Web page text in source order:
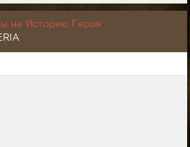
на Историю Героя